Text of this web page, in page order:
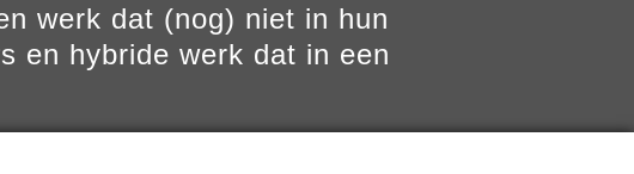
werk dat (nog) niet in hun
en hybride werk dat in een